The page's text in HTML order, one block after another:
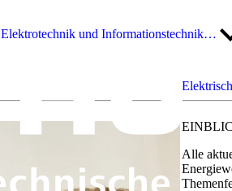
Elektrotechnik und Informationstechnik…
Alle